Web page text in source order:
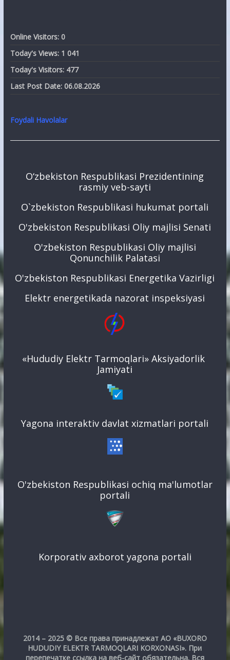
Online Visitors: 0
Today's Views: 1 041
Today's Visitors: 477
Last Post Date: 06.08.2026
Foydali Havolalar
O‘zbekiston Respublikasi Prezidentining
rasmiy veb-sayti
O`zbekiston Respublikasi hukumat portali
O'zbekiston Respublikasi Oliy majlisi Senati
O'zbekiston Respublikasi Oliy majlisi
Qonunchilik Palatasi
O'zbekiston Respublikasi Energetika Vazirligi
Elektr energetikada nazorat inspeksiyasi
«Hududiy Elektr Tarmoqlari» Aksiyadorlik
Jamiyati
Yagona interaktiv davlat xizmatlari portali
O'zbekiston Respublikasi ochiq ma'lumotlar
portali
Korporativ axborot yagona portali
2014 – 2025 © Все права принадлежат АО «BUXORO
HUDUDIY ELEKTR TARMOQLARI KORXONASI». При
перепечатке ссылка на веб-сайт обязательна. Вся